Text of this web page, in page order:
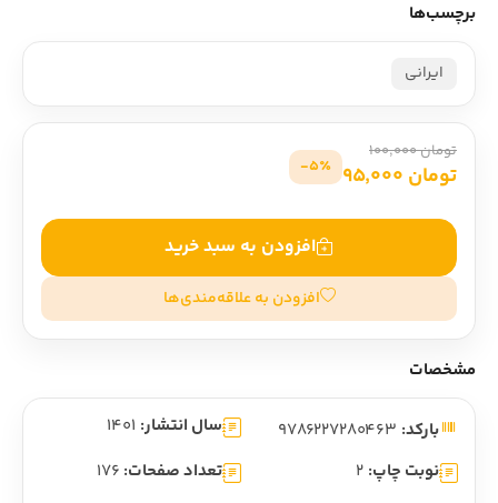
برچسب‌ها
ایرانی
تومان 100,000
تومان 95,000 5٪-
افزودن به سبد خرید
افزودن به علاقه‌مندی‌ها
مشخصات
بارکد: سال انتشار: 1401
نوبت چاپ: 2 تعداد صفحات: 176